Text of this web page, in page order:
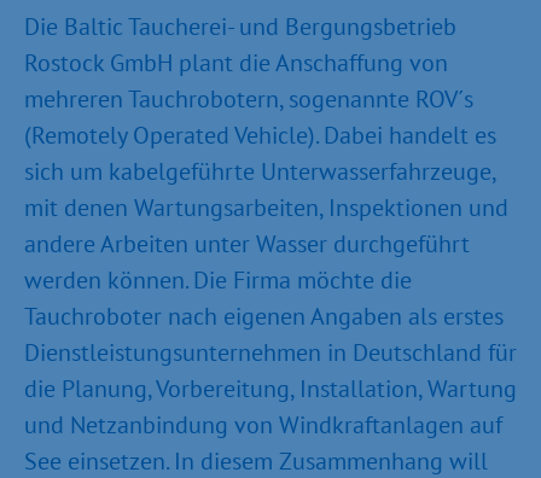
Die Baltic Taucherei- und Bergungsbetrieb
Rostock GmbH plant die Anschaffung von
mehreren Tauchrobotern, sogenannte ROV´s
(Remotely Operated Vehicle). Dabei handelt es
sich um kabelgeführte Unterwasserfahrzeuge,
mit denen Wartungsarbeiten, Inspektionen und
andere Arbeiten unter Wasser durchgeführt
werden können. Die Firma möchte die
Tauchroboter nach eigenen Angaben als erstes
Dienstleistungsunternehmen in Deutschland für
die Planung, Vorbereitung, Installation, Wartung
und Netzanbindung von Windkraftanlagen auf
See einsetzen. In diesem Zusammenhang will